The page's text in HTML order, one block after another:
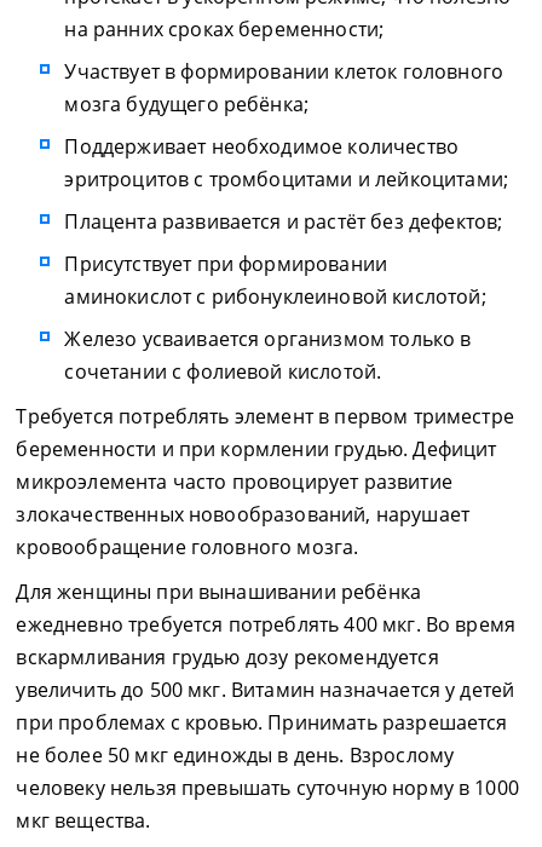
на ранних сроках беременности;
Участвует в формировании клеток головного
мозга будущего ребёнка;
Поддерживает необходимое количество
эритроцитов с тромбоцитами и лейкоцитами;
Плацента развивается и растёт без дефектов;
Присутствует при формировании
аминокислот с рибонуклеиновой кислотой;
Железо усваивается организмом только в
сочетании с фолиевой кислотой.
Требуется потреблять элемент в первом триместре
беременности и при кормлении грудью. Дефицит
микроэлемента часто провоцирует развитие
злокачественных новообразований, нарушает
кровообращение головного мозга.
Для женщины при вынашивании ребёнка
ежедневно требуется потреблять 400 мкг. Во время
вскармливания грудью дозу рекомендуется
увеличить до 500 мкг. Витамин назначается у детей
при проблемах с кровью. Принимать разрешается
не более 50 мкг единожды в день. Взрослому
человеку нельзя превышать суточную норму в 1000
мкг вещества.